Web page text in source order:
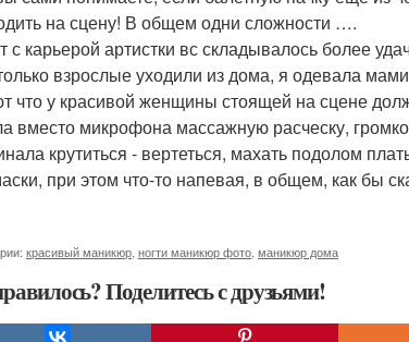
на сцену! В общем одни сложности ….
с карьерой артистки вс складывалось более
взрослые уходили из дома, я одевала
что у красивой женщины стоящей на сцене
вместо микрофона массажную расческу,
крутиться - вертеться, махать подолом
при этом что-то напевая, в общем, как бы
красивый маникюр ногти маникюр фото маникюр дома
Поделитесь с друзьями!